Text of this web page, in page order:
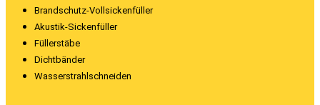
Brandschutz-Vollsickenfüller
Akustik-Sickenfüller
Füllerstäbe
Dichtbänder
Wasserstrahlschneiden